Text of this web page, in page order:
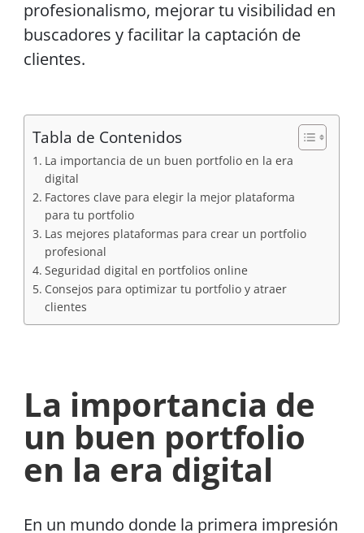
profesionalismo, mejorar tu visibilidad en
buscadores y facilitar la captación de
clientes.
Tabla de Contenidos
La importancia de un buen portfolio en la era
digital
Factores clave para elegir la mejor plataforma
para tu portfolio
Las mejores plataformas para crear un portfolio
profesional
Seguridad digital en portfolios online
Consejos para optimizar tu portfolio y atraer
clientes
La importancia de
un buen portfolio
en la era digital
En un mundo donde la primera impresión